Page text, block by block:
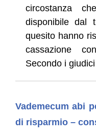
circostanza
disponibile dal
quesito hanno
cassazione
Secondo i giudici
Vademecum abi
di risparmio –